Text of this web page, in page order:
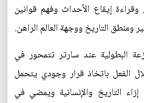
وقراءة إيقاع الأحداث وفهم قوانين
ومنطق التاريخ ووجهة العالم الراهن.
البطولية عند سارتر تتمحور في
الفعل باتخاذ قرار وجودي يتحمل
التاريخ والإنسانية ويمضي في